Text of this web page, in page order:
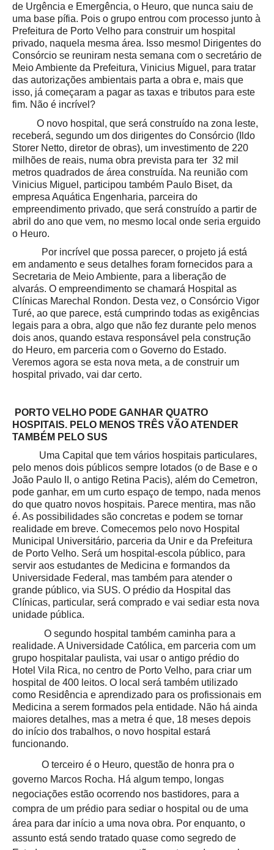
de Urgência e Emergência, o Heuro, que nunca saiu de
uma base pífia. Pois o grupo entrou com processo junto à
Prefeitura de Porto Velho para construir um hospital
privado, naquela mesma área. Isso mesmo! Dirigentes do
Consórcio se reuniram nesta semana com o secretário de
Meio Ambiente da Prefeitura, Vinicius Miguel, para tratar
das autorizações ambientais parta a obra e, mais que
isso, já começaram a pagar as taxas e tributos para este
fim. Não é incrível?
O novo hospital, que será construído na zona leste,
receberá, segundo um dos dirigentes do Consórcio (Ildo
Storer Netto, diretor de obras), um investimento de 220
milhões de reais, numa obra prevista para ter 32 mil
metros quadrados de área construída. Na reunião com
Vinicius Miguel, participou também Paulo Biset, da
empresa Aquática Engenharia, parceira do
empreendimento privado, que será construído a partir de
abril do ano que vem, no mesmo local onde seria erguido
o Heuro.
Por incrível que possa parecer, o projeto já está
em andamento e seus detalhes foram fornecidos para a
Secretaria de Meio Ambiente, para a liberação de
alvarás. O empreendimento se chamará Hospital as
Clínicas Marechal Rondon. Desta vez, o Consórcio Vigor
Turé, ao que parece, está cumprindo todas as exigências
legais para a obra, algo que não fez durante pelo menos
dois anos, quando estava responsável pela construção
do Heuro, em parceria com o Governo do Estado.
Veremos agora se esta nova meta, a de construir um
hospital privado, vai dar certo.
PORTO VELHO PODE GANHAR QUATRO
HOSPITAIS. PELO MENOS TRÊS VÃO ATENDER
TAMBÉM PELO SUS
Uma Capital que tem vários hospitais particulares,
pelo menos dois públicos sempre lotados (o de Base e o
João Paulo II, o antigo Retina Pacis), além do Cemetron,
pode ganhar, em um curto espaço de tempo, nada menos
do que quatro novos hospitais. Parece mentira, mas não
é. As possibilidades são concretas e podem se tornar
realidade em breve. Comecemos pelo novo Hospital
Municipal Universitário, parceria da Unir e da Prefeitura
de Porto Velho. Será um hospital-escola público, para
servir aos estudantes de Medicina e formandos da
Universidade Federal, mas também para atender o
grande público, via SUS. O prédio da Hospital das
Clínicas, particular, será comprado e vai sediar esta nova
unidade pública.
O segundo hospital também caminha para a
realidade. A Universidade Católica, em parceria com um
grupo hospitalar paulista, vai usar o antigo prédio do
Hotel Vila Rica, no centro de Porto Velho, para criar um
hospital de 400 leitos. O local será também utilizado
como Residência e aprendizado para os profissionais em
Medicina a serem formados pela entidade. Não há ainda
maiores detalhes, mas a metra é que, 18 meses depois
do início dos trabalhos, o novo hospital estará
funcionando.
O terceiro é o Heuro, questão de honra pra o
governo Marcos Rocha. Há algum tempo, longas
negociações estão ocorrendo nos bastidores, para a
compra de um prédio para sediar o hospital ou de uma
área para dar início a uma nova obra. Por enquanto, o
assunto está sendo tratado quase como segredo de